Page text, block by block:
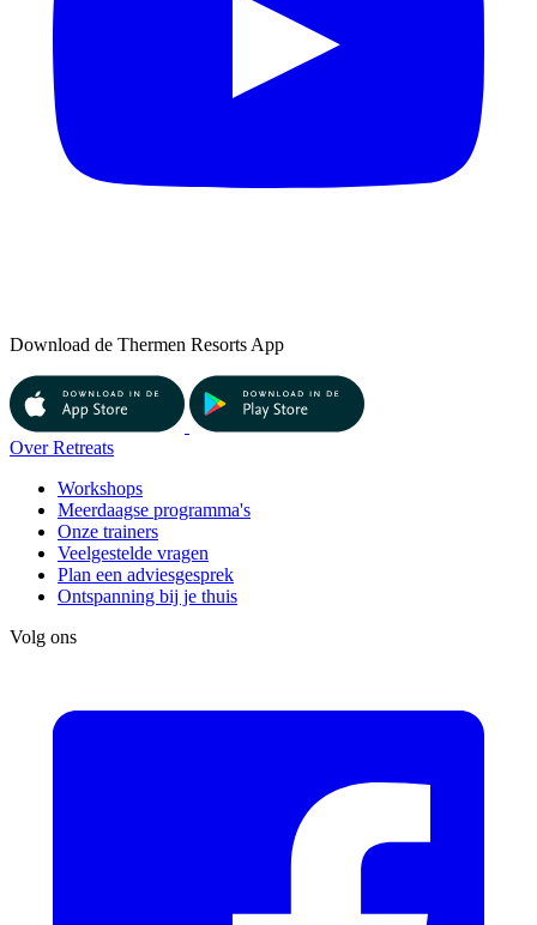
Download de Thermen Resorts App
Over Retreats
Workshops
Meerdaagse programma's
Onze trainers
Veelgestelde vragen
Plan een adviesgesprek
Ontspanning bij je thuis
Volg ons